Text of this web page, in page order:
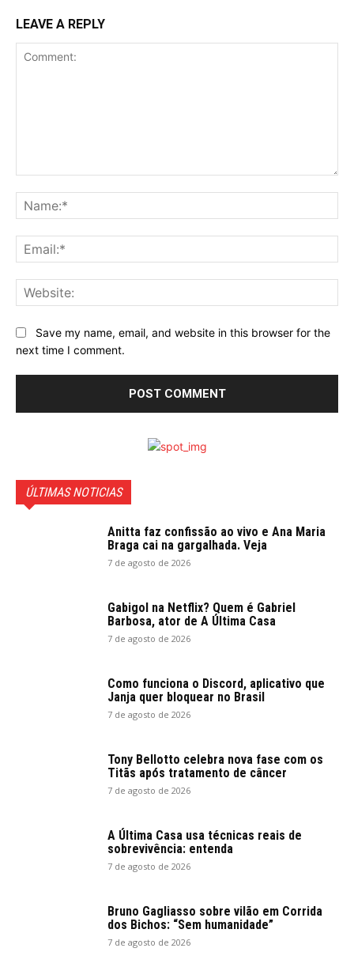
LEAVE A REPLY
Save my name, email, and website in this browser for the
next time I comment.
ÚLTIMAS NOTICIAS
Anitta faz confissão ao vivo e Ana Maria
Braga cai na gargalhada. Veja
7 de agosto de 2026
Gabigol na Netflix? Quem é Gabriel
Barbosa, ator de A Última Casa
7 de agosto de 2026
Como funciona o Discord, aplicativo que
Janja quer bloquear no Brasil
7 de agosto de 2026
Tony Bellotto celebra nova fase com os
Titãs após tratamento de câncer
7 de agosto de 2026
A Última Casa usa técnicas reais de
sobrevivência: entenda
7 de agosto de 2026
Bruno Gagliasso sobre vilão em Corrida
dos Bichos: “Sem humanidade”
7 de agosto de 2026